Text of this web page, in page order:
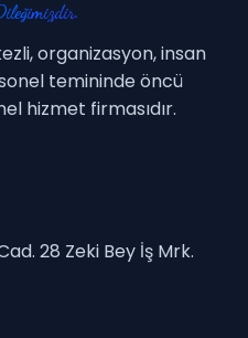
organizasyon, insan
temininde öncü
hizmet firmasıdır.
28 Zeki Bey İş Mrk.